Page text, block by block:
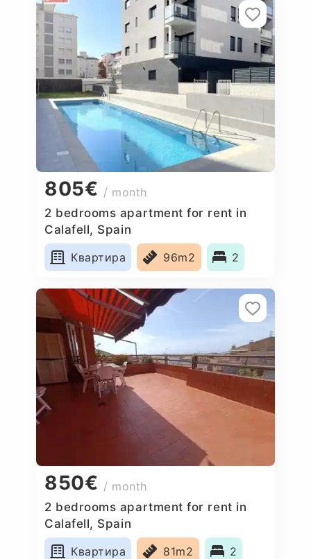
805€ / month
2 bedrooms apartment for rent in
Calafell, Spain
Квартира
96m2 2
850€ / month
2 bedrooms apartment for rent in
Calafell, Spain
Квартира
81m2 2